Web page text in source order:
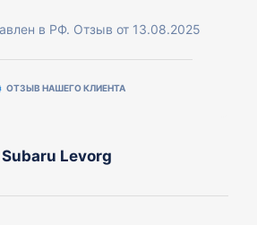
в РФ. Отзыв от 13.08.2025
ОТЗЫВ НАШЕГО КЛИЕНТА
Subaru Levorg